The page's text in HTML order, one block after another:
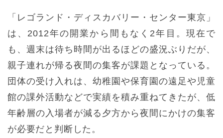
「レゴランド・ディスカバリー・センター東京」
は、2012年の開業から間もなく2年目。現在で
も、週末は待ち時間が出るほどの盛況ぶりだが、
親子連れが帰る夜間の集客が課題となっている。
団体の受け入れは、幼稚園や保育園の遠足や児童
館の課外活動などで実績を積み重ねてきたが、低
年齢層の入場者が減る夕方から夜間にかけの集客
が必要だと判断した。